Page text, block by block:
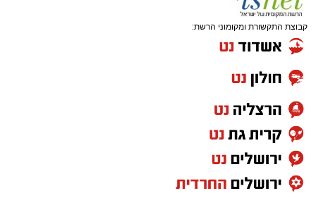
להתפרסם במהלך השעות הקרובות.
מערכת “חץ” מהווה את שכבת ההגנה העליונה של
טילים בליסטיים מחוץ לאטמוספירה ובגובה רב.
מעת לעת מבוצעים ניסויים מבצעיים וטכנולוגיים
במערכת, כחלק מהמשך פיתוחה ושיפור כשירותה.
קבוצת התקשורת ומקומוני הרשת: